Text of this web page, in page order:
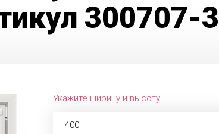
300707-
Укажите ширину и высоту